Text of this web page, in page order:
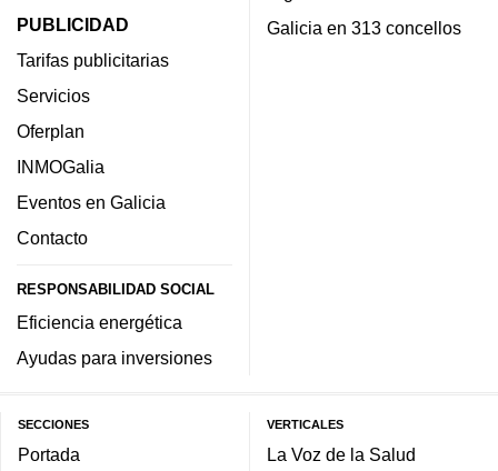
PUBLICIDAD
Tarifas publicitarias
Servicios
Oferplan
INMOGalia
Eventos en Galicia
Contacto
RESPONSABILIDAD SOCIAL
Eficiencia energética
Ayudas para inversiones
Galicia en 313 concellos
SECCIONES
Portada
VERTICALES
La Voz de la Salud